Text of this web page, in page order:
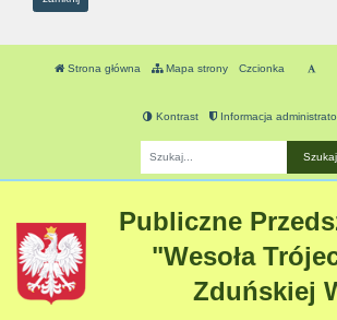
Strona główna Mapa strony Czcionka
Kontrast Informacja
Publiczne
"Wesoła
Zduńskiej